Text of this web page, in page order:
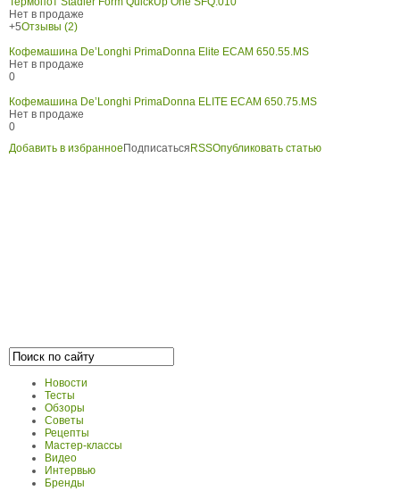
Нет в продаже
+5Отзывы (2)
Кофемашина De’Longhi PrimaDonna Elite ECAM 650.55.MS
Нет в продаже
0
Кофемашина De’Longhi PrimaDonna ELITE ECAM 650.75.MS
Нет в продаже
0
Добавить в избранное Подписаться RSSОпубликовать статью
Новости
Тесты
Обзоры
Советы
Рецепты
Мастер-классы
Видео
Интервью
Бренды